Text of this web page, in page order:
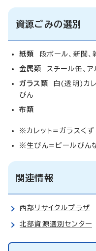
資源ごみの選別
紙類 段ボール、新聞、
金属類 スチール缶、ア
ガラス類 白(透明)カレ
びん
布類
※カレット=ガラスくず
※生びん=ビールびん
関連情報
西部リサイクルプラザ
北部資源選別センター